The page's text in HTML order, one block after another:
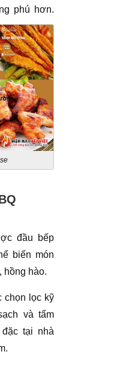
phú hơn.
đầu bếp
biến món
hồng hào.
chọn lọc kỹ
và tẩm
tại nhà